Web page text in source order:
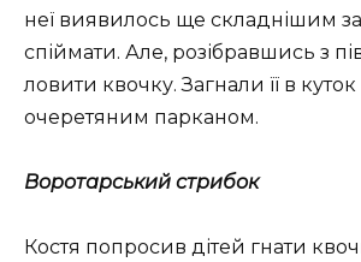
неї виявилось ще складнішим
спіймати. Але, розібравшись з
ловити квочку. Загнали її в куток
очеретяним парканом.
Воротарський стрибок
Костя попросив дітей гнати